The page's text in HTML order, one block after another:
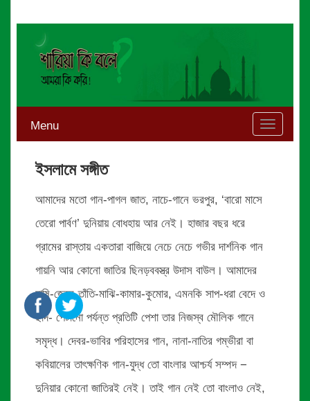
Menu
Toggle
ইসলামে সঙ্গীত
আমাদের মতো গান-পাগল জাত, নাচে-গানে ভরপুর, ‘বারো মাসে
তেরো পার্বণ’ দুনিয়ায় বোধহায় আর নেই। হাজার বছর ধরে
গ্রামের রাস্তায় একতারা বাজিয়ে নেচে নেচে গভীর দার্শনিক গান
গায়নি আর কোনো জাতির ছিনড়ববস্ত্র উদাস বাউল। আমাদের
চাষি-জেলে-তাঁতি-মাঝি-কামার-কুমোর, এমনকি সাপ-ধরা বেদে ও
ছাদ- পেটানো পর্যন্ত প্রতিটি পেশা তার নিজস্ব মৌলিক গানে
সমৃদ্ধ। দেবর-ভাবির পরিহাসের গান, নানা-নাতির গম্ভীরা বা
কবিয়ালের তাৎক্ষণিক গান-যুদ্ধ তো বাংলার আশ্চর্য সম্পদ −
দুনিয়ার কোনো জাতিরই নেই। তাই গান নেই তো বাংলাও নেই,